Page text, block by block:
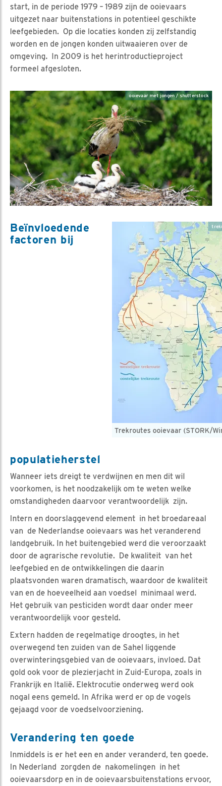
start, in de periode 1979 – 1989 zijn de ooievaars
uitgezet naar buitenstations in potentieel geschikte
leefgebieden. Op die locaties konden zij zelfstandig
worden en de jongen konden uitwaaieren over de
omgeving. In 2009 is het herintroductieproject
formeel afgesloten.
ooievaar met jongen / shutterstock
Trekroutes ooievaar (STORK/
Beïnvloedende
factoren bij
populatieherstel
Wanneer iets dreigt te verdwijnen en men dit wil
voorkomen, is het noodzakelijk om te weten welke
omstandigheden daarvoor verantwoordelijk zijn.
Intern en doorslaggevend element in het broedareaal
van de Nederlandse ooievaars was het veranderend
landgebruik. In het buitengebied werd die veroorzaakt
door de agrarische revolutie. De kwaliteit van het
leefgebied en de ontwikkelingen die daarin
plaatsvonden waren dramatisch, waardoor de kwaliteit
van en de hoeveelheid aan voedsel minimaal werd.
Het gebruik van pesticiden wordt daar onder meer
verantwoordelijk voor gesteld.
Extern hadden de regelmatige droogtes, in het
overwegend ten zuiden van de Sahel liggende
overwinteringsgebied van de ooievaars, invloed. Dat
gold ook voor de plezierjacht in Zuid-Europa, zoals in
Frankrijk en Italië. Elektrocutie onderweg werd ook
nogal eens gemeld. In Afrika werd er op de vogels
gejaagd voor de voedselvoorziening.
Verandering ten goede
Inmiddels is er het een en ander veranderd, ten goede.
In Nederland zorgden de nakomelingen in het
ooievaarsdorp en in de ooievaarsbuitenstations ervoor,